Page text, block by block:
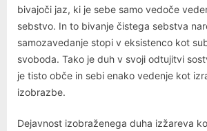
bivajoči jaz, ki je sebe samo vedoče
sebstvo. In to bivanje čistega sebstva
samozavedanje stopi v eksistenco kot
svoboda. Tako je duh v svoji odtujitvi
je tisto obče in sebi enako vedenje kot
izobrazbe.
Dejavnost izobraženega duha izžareva